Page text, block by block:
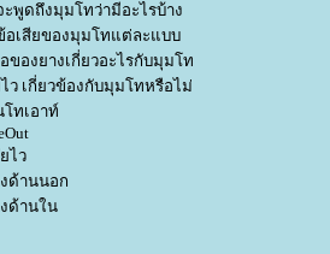
ดถึงมุมโทว่ามีอะไรบ้าง
เสียของมุมโทแต่ละแบบ
ของยางเกี่ยวอะไรกับมุมโท
ว เกี่ยวข้องกับมุมโทหรือไม่
ทเอาท์
ไว
ด้านนอก
ด้านใน